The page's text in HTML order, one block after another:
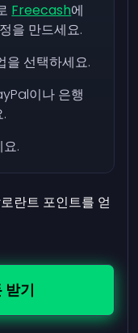
Freecash에
을 만드세요.
을 선택하세요.
이나 은행
.
란트 포인트를 얻
받기